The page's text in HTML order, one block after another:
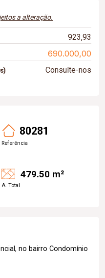
a alteração.
923,93
690.000,00
Consulte-nos
80281
Referência
479.50 m²
A. Total
no bairro Condomínio